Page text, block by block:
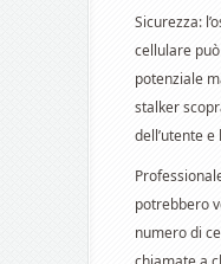
Sicurezza:
cellulare
potenziale
stalker
dell’utente
potrebbero
numero di